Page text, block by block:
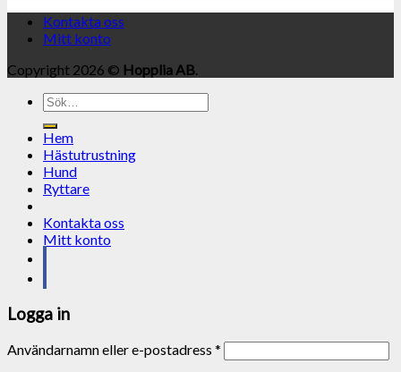
Kontakta oss
Mitt konto
Copyright 2026 © Hopplia AB.
Sök
efter:
Hem
Hästutrustning
Hund
Ryttare
Kontakta oss
Mitt konto
Logga in
Användarnamn eller e-postadress *